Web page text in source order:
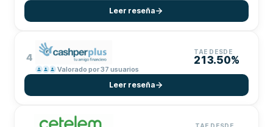
Leer reseña
4
Valorado por 37 usuarios
TAE DESDE
213.50%
Leer reseña